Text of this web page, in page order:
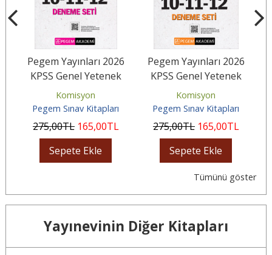
Pegem Yayınları 2026
KPSS Genel Yetenek
Genel Kültür Tamamı
Çözümlü...
Komisyon
Pegem Sınav Kitapları
275,00TL 165,00TL
Sepete Ekle
Pegem Yayınları 2026
KPSS Genel Yetenek
Genel Kültür Ön Lisans
Tamamı...
Komisyon
Pegem Sınav Kitapları
275,00TL 165,00TL
Sepete Ekle
Tümünü göster
Yayınevinin Diğer Kitapları